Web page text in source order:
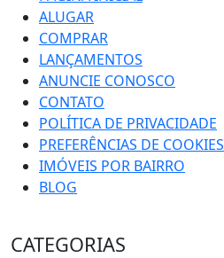
ALUGAR
COMPRAR
LANÇAMENTOS
ANUNCIE CONOSCO
CONTATO
POLÍTICA DE PRIVACIDADE
PREFERÊNCIAS DE COOKIES
IMÓVEIS POR BAIRRO
BLOG
CATEGORIAS